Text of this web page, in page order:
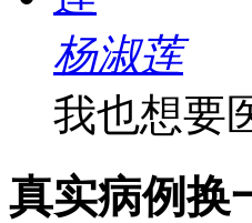
杨淑莲
我也想要
真实病例换